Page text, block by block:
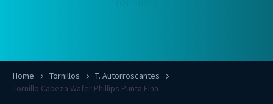
Home Tornillos
T. Autorroscantes
Tornillo Cabeza Wafer Phillips Punta Fina